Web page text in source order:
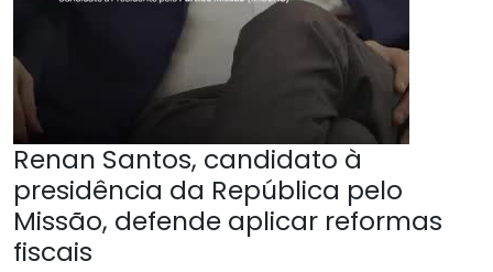
Renan Santos, candidato à
presidência da República pelo
Missão, defende aplicar reformas
fiscais